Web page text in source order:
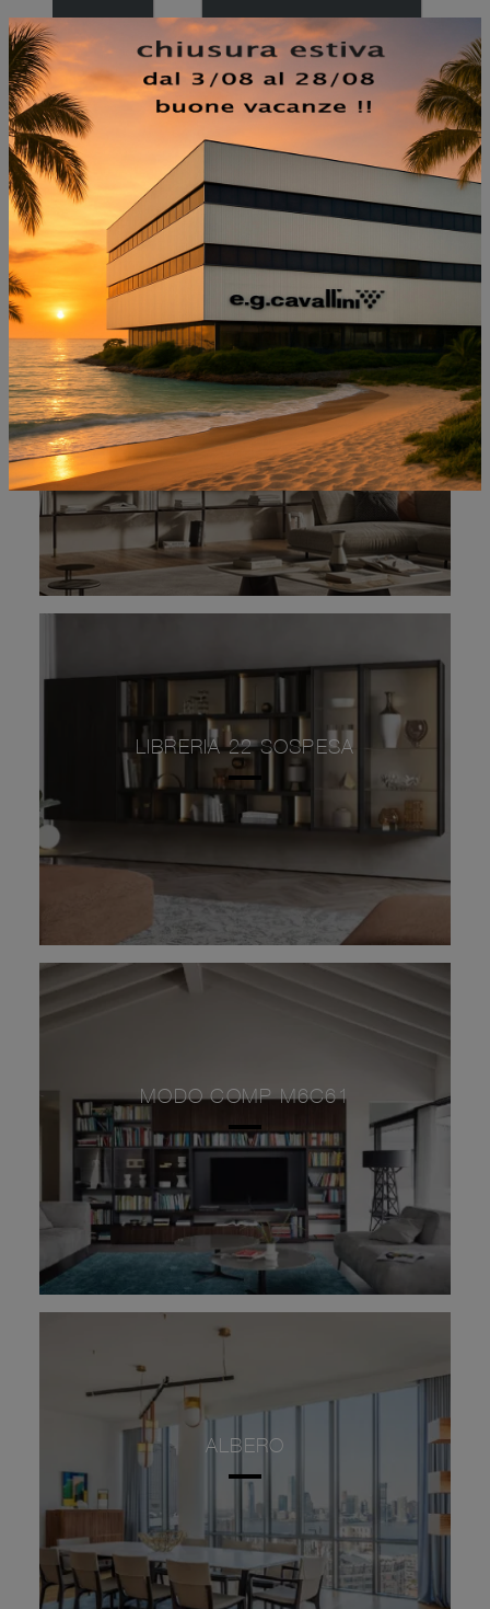
NON PERDERTI ANCHE:
HARBOUR
LIBRERIA 22 SOSPESA
MODO COMP M6C61
ALBERO